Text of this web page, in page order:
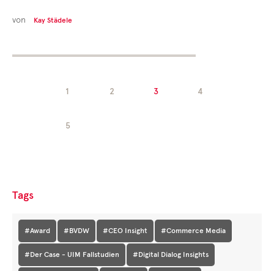
von Kay Städele
1 2 3 4
5
Tags
#Award #BVDW #CEO Insight #Commerce Media
#Der Case - UIM Fallstudien #Digital Dialog Insights